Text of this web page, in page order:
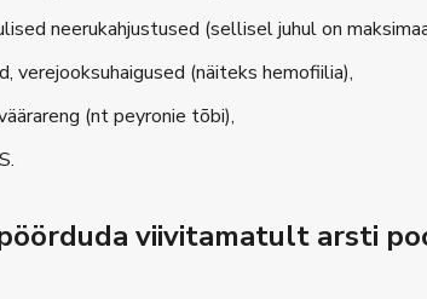
neerukahjustused (sellisel juhul on
verejooksuhaigused (näiteks hemofiilia),
(nt peyronie tõbi),
viivitamatult arsti